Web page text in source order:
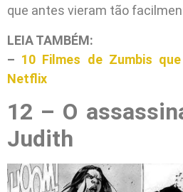
que antes vieram tão
LEIA TAMBÉM:
– 10 Filmes de Zumbis
Netflix
12 – O
Judith